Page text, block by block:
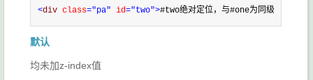
<div class="pa" id="two">#two绝对定位，与#one为同级元素
默认
均未加z-index值